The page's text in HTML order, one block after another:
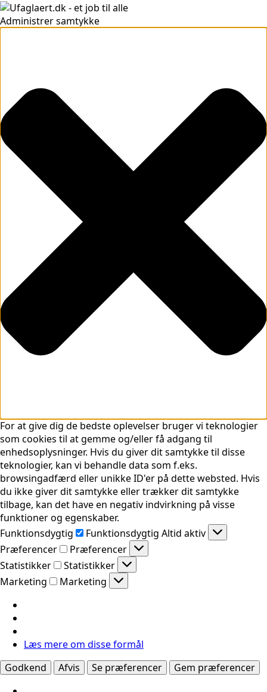
Administrer samtykke
For at give dig de bedste oplevelser bruger vi teknologier
som cookies til at gemme og/eller få adgang til
enhedsoplysninger. Hvis du giver dit samtykke til disse
teknologier, kan vi behandle data som f.eks.
browsingadfærd eller unikke ID'er på dette websted. Hvis
du ikke giver dit samtykke eller trækker dit samtykke
tilbage, kan det have en negativ indvirkning på visse
funktioner og egenskaber.
Funktionsdygtig
Funktionsdygtig Altid aktiv
Præferencer
Præferencer
Statistikker
Statistikker
Marketing
Marketing
Læs mere om disse formål
Godkend
Afvis Se præferencer Gem præferencer